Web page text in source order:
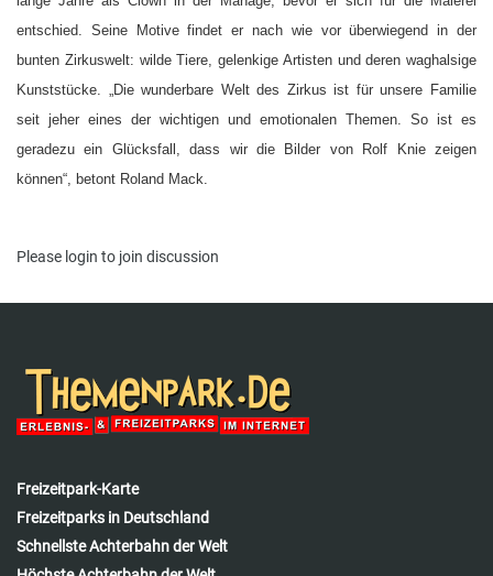
entschied. Seine Motive findet er nach wie vor überwiegend in der
bunten Zirkuswelt: wilde Tiere, gelenkige Artisten und deren waghalsige
Kunststücke. „Die wunderbare Welt des Zirkus ist für unsere Familie
seit jeher eines der wichtigen und emotionalen Themen. So ist es
geradezu ein Glücksfall, dass wir die Bilder von Rolf Knie zeigen
können“, betont Roland Mack.
Please login to join discussion
Freizeitpark-Karte
Freizeitparks in Deutschland
Schnellste Achterbahn der Welt